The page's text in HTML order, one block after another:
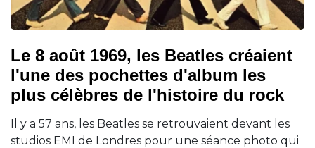
Le 8 août 1969, les Beatles créaient
l'une des pochettes d'album les
plus célèbres de l'histoire du rock
Il y a 57 ans, les Beatles se retrouvaient devant les
studios EMI de Londres pour une séance photo qui